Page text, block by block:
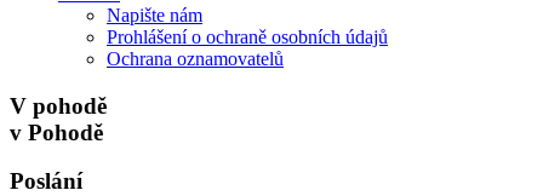
Napište nám
Prohlášení o ochraně osobních údajů
Ochrana oznamovatelů
V pohodě
v Pohodě
Poslání